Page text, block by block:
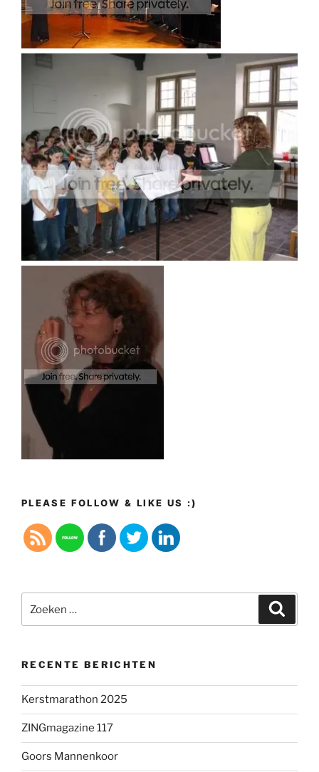
PLEASE FOLLOW & LIKE US :)
naar:
RECENTE BERICHTEN
Kerstmarathon 2025
ZINGmagazine 117
Goors Mannenkoor